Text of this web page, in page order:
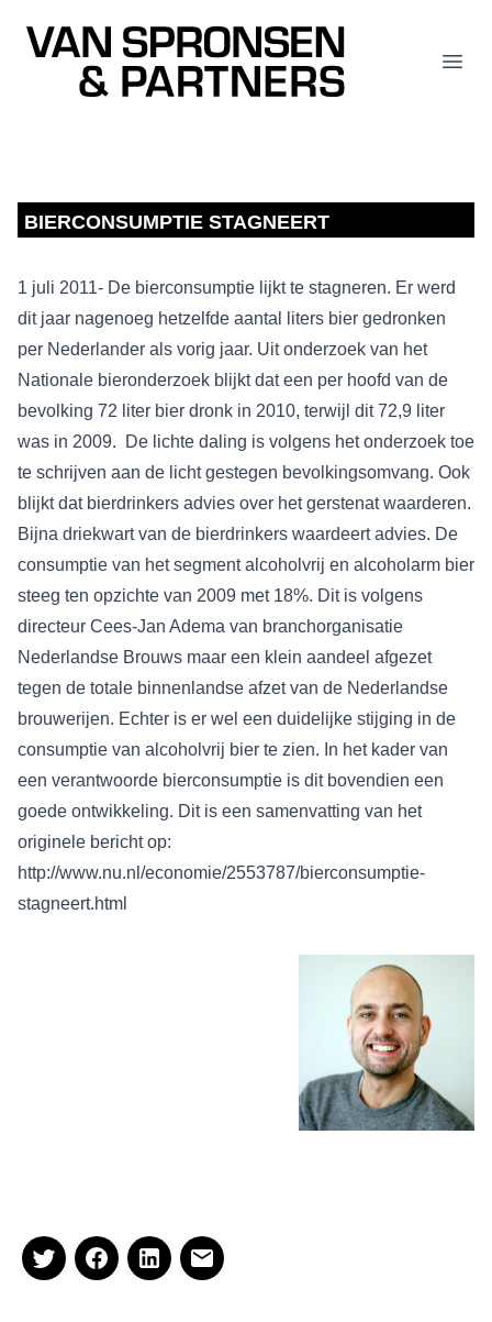
Van Spronsen & Partners
BIERCONSUMPTIE STAGNEERT
1 juli 2011- De bierconsumptie lijkt te stagneren. Er werd
dit jaar nagenoeg hetzelfde aantal liters bier gedronken
per Nederlander als vorig jaar. Uit onderzoek van het
Nationale bieronderzoek blijkt dat een per hoofd van de
bevolking 72 liter bier dronk in 2010, terwijl dit 72,9 liter
was in 2009. De lichte daling is volgens het onderzoek toe
te schrijven aan de licht gestegen bevolkingsomvang. Ook
blijkt dat bierdrinkers advies over het gerstenat waarderen.
Bijna driekwart van de bierdrinkers waardeert advies. De
consumptie van het segment alcoholvrij en alcoholarm bier
steeg ten opzichte van 2009 met 18%. Dit is volgens
directeur Cees-Jan Adema van branchorganisatie
Nederlandse Brouws maar een klein aandeel afgezet
tegen de totale binnenlandse afzet van de Nederlandse
brouwerijen. Echter is er wel een duidelijke stijging in de
consumptie van alcoholvrij bier te zien. In het kader van
een verantwoorde bierconsumptie is dit bovendien een
goede ontwikkeling. Dit is een samenvatting van het
originele bericht op:
http://www.nu.nl/economie/2553787/bierconsumptie-
stagneert.html